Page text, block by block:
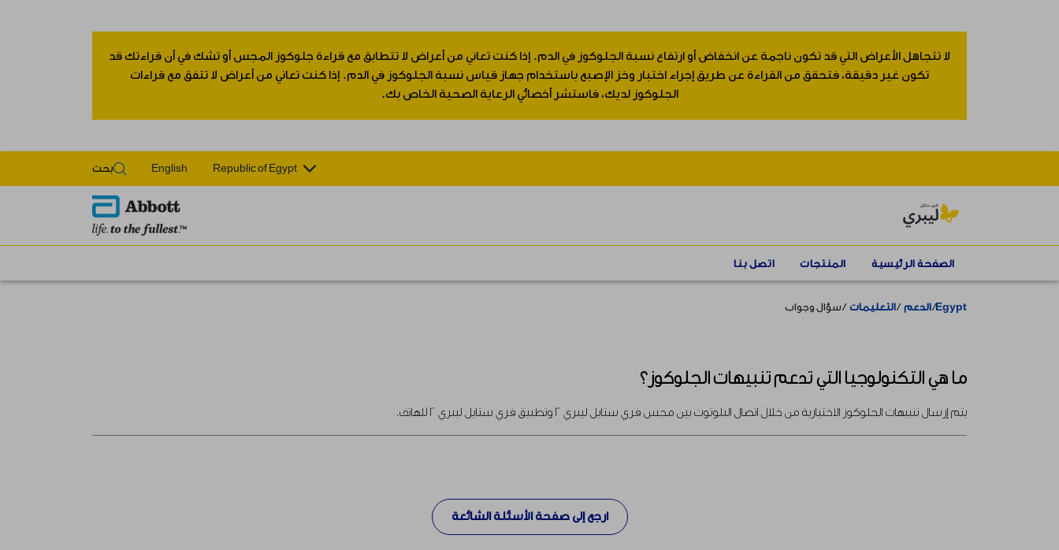
لا تتجاهل الأعراض التي قد تكون ناجمة عن انخفاض أو ارتفاع نسبة الجلوكوز في الدم. إذا كنت تعاني من أعراض لا تتطابق مع قراءة جلوكوز المجس أو تشك في أن قراءتك قد
تكون غير دقيقة، فتحقق من القراءة عن طريق إجراء اختبار وخز الإصبع باستخدام جهاز قياس نسبة الجلوكوز في الدم. إذا كنت تعاني من أعراض لا تتفق مع قراءات
الجلوكوز لديك، فاستشر أخصائي الرعاية الصحية الخاص بك.
Republic of Egypt
English بحث
الصفحة الرئيسية المنتجات اتصل بنا
Egypt الدعم التعليمات سؤال وجواب
ما هي التكنولوجيا التي تدعم تنبيهات الجلوكوز؟
يتم إرسال تنبيهات الجلوكوز الاختيارية من خلال اتصال البلوتوث بين مجس فري ستايل ليبري 2 وتطبيق فري ستايل ليبري 2 للهاتف.
ارجع إلى صفحة الأسئلة الشائعة